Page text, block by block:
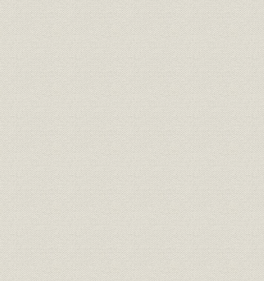
(1) 概要
(2) 土讃線の建設工事
8 九州地方
(1) 概要
(2) 日豊北線の建設工事
(3) 日豊南線の建設工事
(4) 佐賀線の建設工事
工事の概況
筑後川および花宗川可動橋
筑後川橋梁可動装置
花宗川橋梁可動装置
(5) 関門隧道